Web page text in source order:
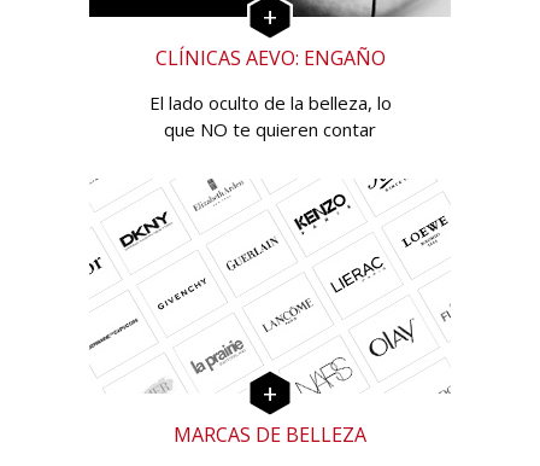
CLÍNICAS AEVO: ENGAÑO
El lado oculto de la belleza, lo
que NO te quieren contar
MARCAS DE BELLEZA